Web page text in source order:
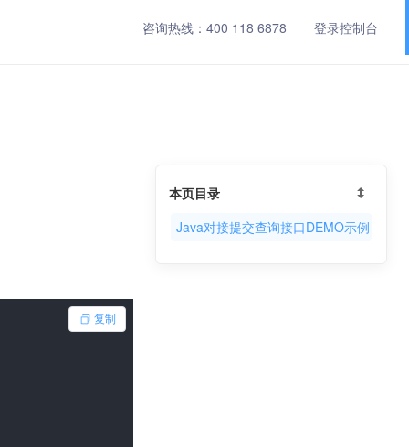
咨询热线： 400 118 6878 登录控制台
复制
本页目录
Java对接提交查询接口DEMO示例